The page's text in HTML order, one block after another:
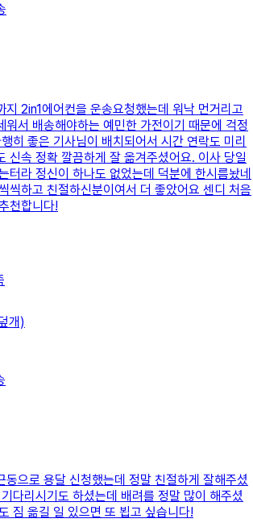
지 2in1에어컨을 운송요청했는데 워낙 먼거리고
워서 배송해야하는 예민한 가전이기 때문에 걱정
히 좋은 기사님이 배치되어서 시간 연락도 미리
신속 정확 깔끔하게 잘 옮겨주셨어요. 이사 당일
터라 정신이 하나도 없었는데 덕분에 한시름놨네
씩하고 친절하신분이여서 더 좋았어요 센디 처음
천합니다!
개)
동으로 용달 신청했는데 정말 친절하게 잘해주셨
다리시기도 하셨는데 배려를 정말 많이 해주셨
짐 옮길 일 있으면 또 뵙고 싶습니다!